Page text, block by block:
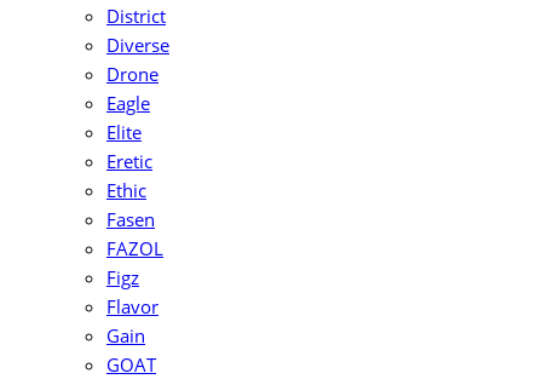
District
Diverse
Drone
Eagle
Elite
Eretic
Ethic
Fasen
FAZOL
Figz
Flavor
Gain
GOAT